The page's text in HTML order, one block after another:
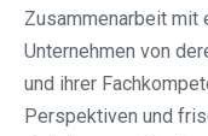
Zusammenarbeit mit
Unternehmen von
und ihrer
Perspektiven und